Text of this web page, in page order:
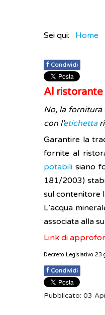
Sei qui: Home
f Condividi
Al ristorante
No, la fornitura
con l’etichetta
Garantire la
fornite al
potabili siano
181/2003)
sul contenitore
L’acqua
associata alla
Link di
Decreto Legislativo 23
f Condividi
Pubblicato: 03